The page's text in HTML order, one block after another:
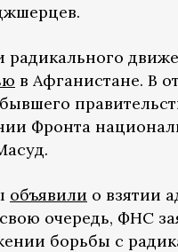
радикального
в Афганистане. В
Фронта
объявили о взятии
очередь, ФНС
борьбы с